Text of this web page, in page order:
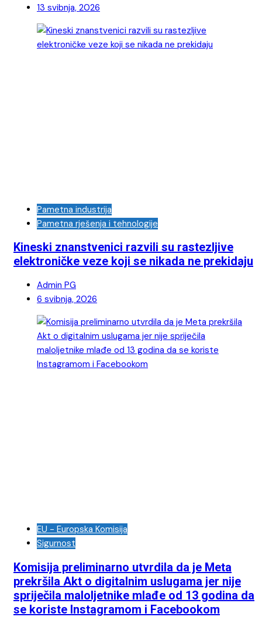
13 svibnja, 2026
Pametna industrija
Pametna rješenja i tehnologije
Kineski znanstvenici razvili su rastezljive
elektroničke veze koji se nikada ne prekidaju
Admin PG
6 svibnja, 2026
EU - Europska Komisija
Sigurnost
Komisija preliminarno utvrdila da je Meta
prekršila Akt o digitalnim uslugama jer nije
spriječila maloljetnike mlađe od 13 godina da
se koriste Instagramom i Facebookom